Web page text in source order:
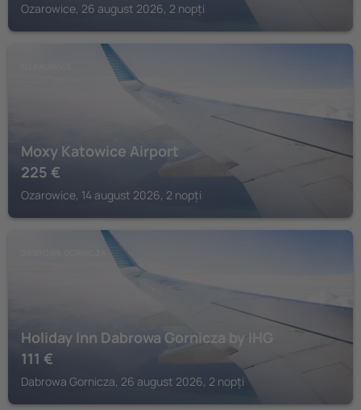
Ozarowice, 26 august 2026, 2 nopți
Moxy Katowice Airport
225 €
Ozarowice, 14 august 2026, 2 nopți
Holiday Inn Dabrowa Gornicza by IHG
111 €
Dabrowa Gornicza, 26 august 2026, 2 nopți